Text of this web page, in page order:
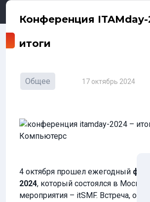
Конференция ITAMday-
итоги
Общее 17 октябрь 2024
4 октября прошел ежегодный
2024, который состоялся в
мероприятия – itSMF. Встреча,